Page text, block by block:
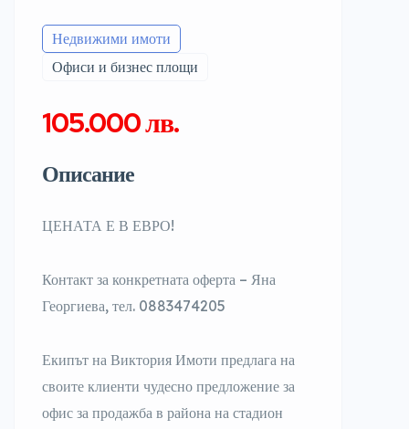
Недвижими имоти
Офиси и бизнес площи
105.000 лв.
Описание
ЦЕНАТА Е В ЕВРО!
Контакт за конкретната оферта – Яна
Георгиева, тел. 0883474205
Екипът на Виктория Имоти предлага на
своите клиенти чудесно предложение за
офис за продажба в района на стадион